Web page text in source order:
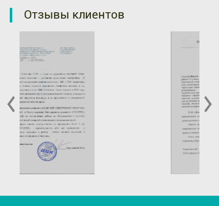
Отзывы клиентов